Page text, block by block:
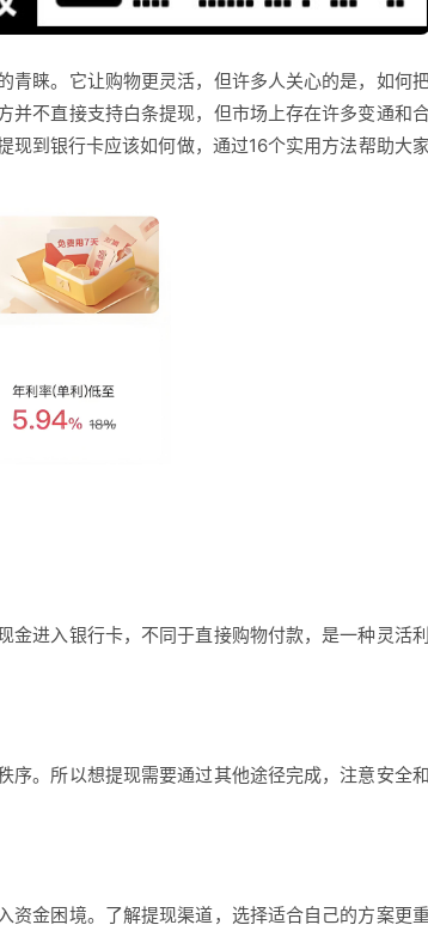
青睐。它让购物更灵活，但许多人关心的是，如何
并不直接支持白条提现，但市场上存在许多变通和
到银行卡应该如何做，通过16个实用方法帮助大家
金进入银行卡，不同于直接购物付款，是一种灵活利
序。所以想提现需要通过其他途径完成，注意安全和
资金困境。了解提现渠道，选择适合自己的方案更